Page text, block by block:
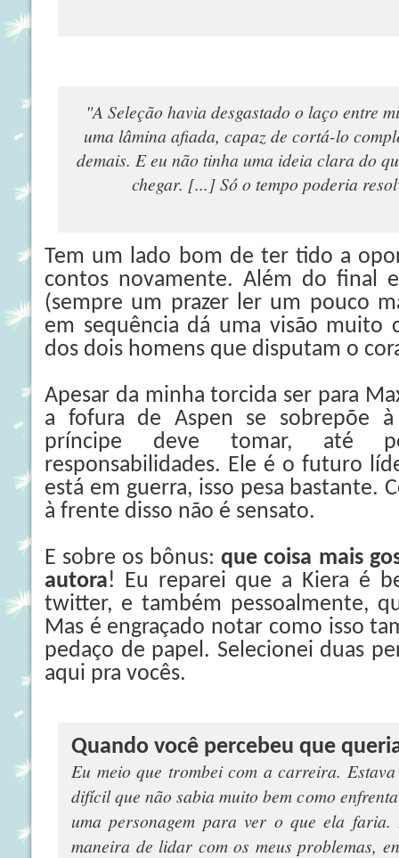
"A Seleção havia desgastado o laço entre
uma lâmina afiada, capaz de cortá-lo
demais. E eu não tinha uma ideia clara do
chegar. [...] Só o tempo poderia
Tem um lado bom de ter tido a
contos novamente. Além do final
(sempre um prazer ler um pouco
em sequência dá uma visão muito
dos dois homens que disputam o
Apesar da minha torcida ser para
a fofura de Aspen se sobrepõe
príncipe deve tomar, até
responsabilidades. Ele é o futuro
está em guerra, isso pesa bastante.
à frente disso não é sensato.
E sobre os bônus:que coisa mais
autora! Eu reparei que a Kiera é
twitter, e também pessoalmente,
Mas é engraçado notar como isso
pedaço de papel. Selecionei duas
aqui pra vocês.
Quando você percebeu que
Eu meio que trombei com a carreira.
difícil que não sabia muito bem como
uma personagem para ver o que ela
maneira de lidar com os meus problemas,